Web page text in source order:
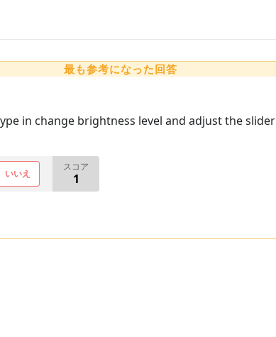
最も参考になった回答
in change brightness level and adjust the slider
いいえ
スコア
1